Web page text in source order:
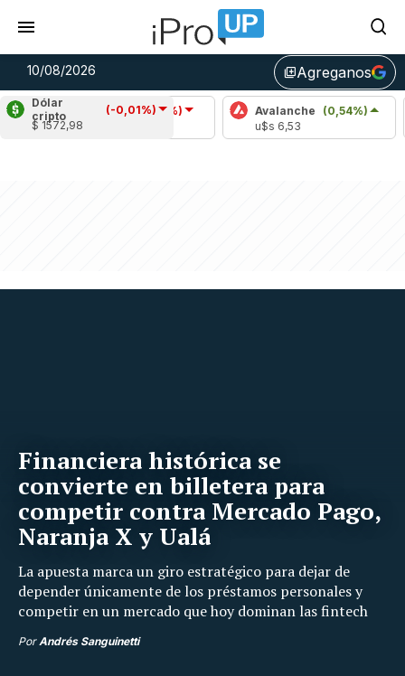
10/08/2026 library_addAgreganos
Dólar
cripto
(-0,01%)
$ 1572,98
Cardano
(-0,96%)
u$s 0,20
Avalanche (0,54%)
Financiera histórica se
convierte en billetera para
competir contra Mercado Pago,
Naranja X y Ualá
La apuesta marca un giro estratégico para dejar de
depender únicamente de los préstamos personales y
competir en un mercado que hoy dominan las fintech
Por Andrés Sanguinetti